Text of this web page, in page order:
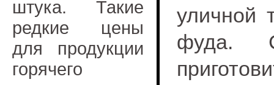
штука. Такие
редкие цены
для продукции
горячего
уличной
фуда.